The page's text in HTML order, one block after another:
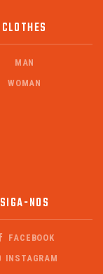
CLOTHES
MAN
WOMAN
SIGA-NOS
FACEBOOK
INSTAGRAM